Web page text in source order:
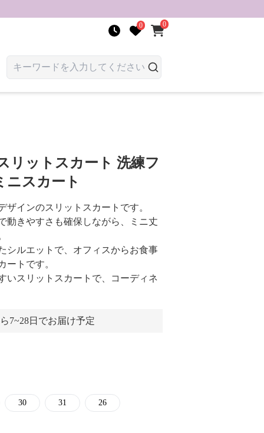
0 0
リットスカート 洗練フ
ニスカート
ザインのスリットスカートです。
動きやすさも確保しながら、ミニ丈
シルエットで、オフィスからお食事
ートです。
いスリットスカートで、コーディネ
7~28日でお届け予定
30 31 26